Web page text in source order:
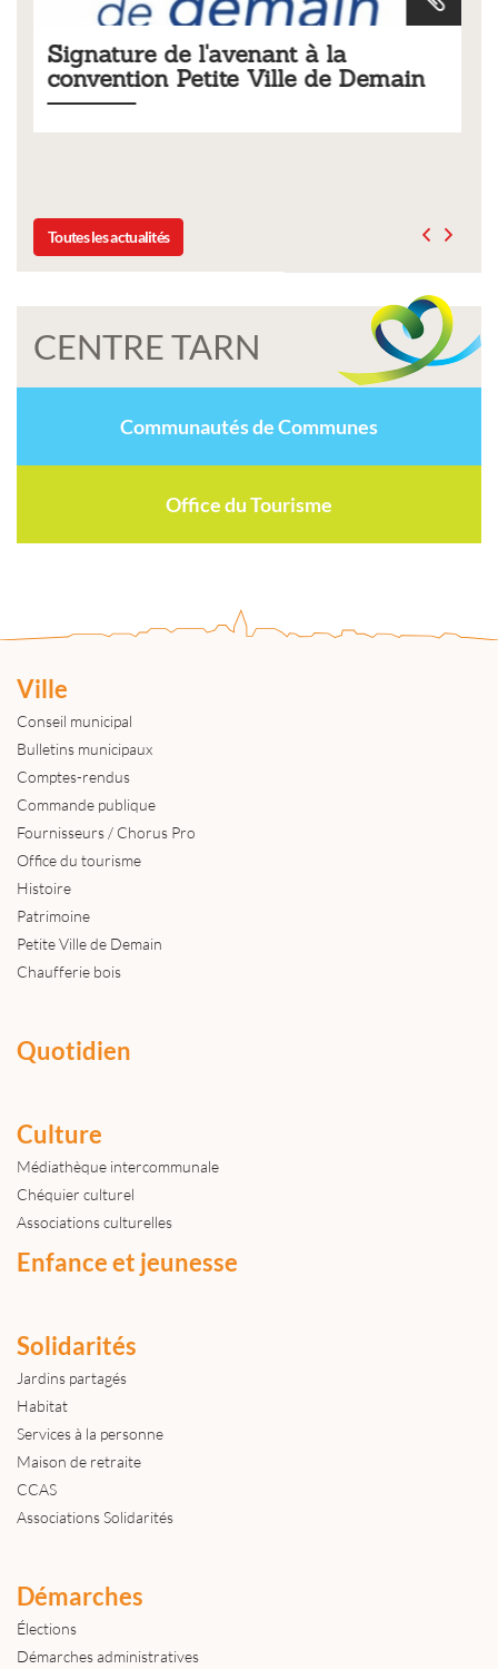
à la
de Demain
Tarifs 2026 des
municipaux
Toutes les actualités
CENTRE TARN
Communautés de Communes
Office du Tourisme
Ville
Conseil municipal
Bulletins municipaux
Comptes-rendus
Commande publique
Fournisseurs / Chorus Pro
Office du tourisme
Histoire
Patrimoine
Petite Ville de Demain
Chaufferie bois
Quotidien
Culture
Médiathèque intercommunale
Chéquier culturel
Associations culturelles
Enfance et jeunesse
Solidarités
Jardins partagés
Habitat
Services à la personne
Maison de retraite
CCAS
Associations Solidarités
Démarches
Élections
Démarches administratives